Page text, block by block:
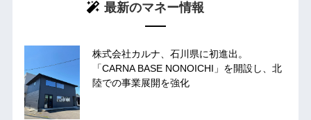
最新のマネー情報
株式会社カルナ、石川県に初進出。
「CARNA BASE NONOICHI」を開設し、北
陸での事業展開を強化